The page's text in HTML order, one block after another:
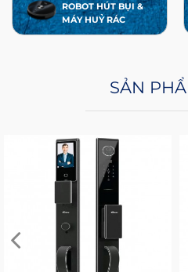
ROBOT HÚT BỤI &
MÁY HUỶ RÁC
SẢN